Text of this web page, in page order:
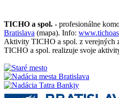
TICHO a spol. - profesionálne
Bratislava (mapa). Info:
Aktivity TICHO a spol. z verejných
TICHO a spol. realizuje svoje